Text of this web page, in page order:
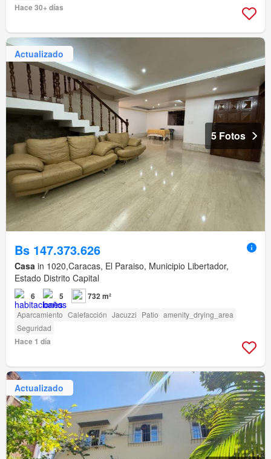
Hace 30+ días
Actualizado
5 Fotos
Bs 147.373.626
Casa in 1020,Caracas, El Paraiso, Municipio Libertador,
Estado Distrito Capital
6 5 732 m²
Aparcamiento Calefacción Jacuzzi Patio amenity_drying_area
Seguridad
Hace 1 día
Actualizado